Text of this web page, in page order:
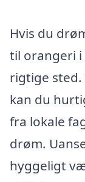
Hvis du
til orangeri i
rigtige
kan du
fra lokale
drøm.
hyggeligt